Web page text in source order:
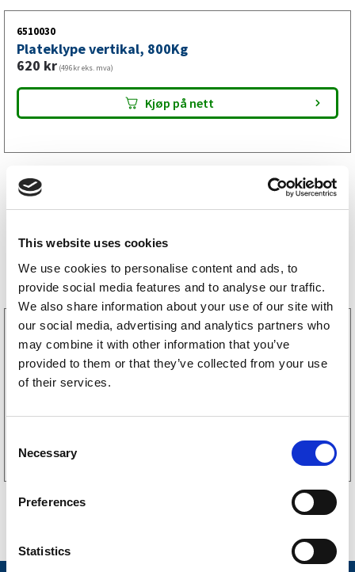
This website uses cookies
We use cookies to personalise content and ads, to
provide social media features and to analyse our traffic.
We also share information about your use of our site with
our social media, advertising and analytics partners who
may combine it with other information that you’ve
provided to them or that they’ve collected from your use
of their services.
Necessary
Preferences
Statistics
6510030
Plateklype vertikal, 800Kg
620 kr (496kr eks. mva)
Kjøp på nett
Bestselgere
3160052
LGF skilt Selvklebende
256kr(205kr eks. mva)